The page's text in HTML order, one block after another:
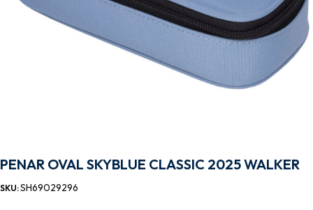
PENAR OVAL SKYBLUE CLASSIC 2025 WALKER
SKU:SH69029296